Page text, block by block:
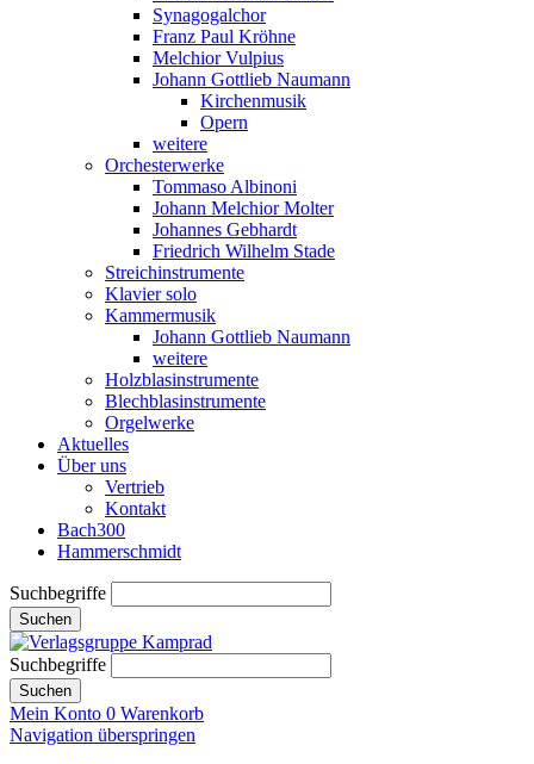
Synagogalchor
Franz Paul Kröhne
Melchior Vulpius
Johann Gottlieb Naumann
Kirchenmusik
Opern
weitere
Orchesterwerke
Tommaso Albinoni
Johann Melchior Molter
Johannes Gebhardt
Friedrich Wilhelm Stade
Streichinstrumente
Klavier solo
Kammermusik
Johann Gottlieb Naumann
weitere
Holzblasinstrumente
Blechblasinstrumente
Orgelwerke
Aktuelles
Über uns
Vertrieb
Kontakt
Bach300
Hammerschmidt
Suchbegriffe
Suchen
Suchbegriffe
Suchen
Mein Konto 0 Warenkorb
Navigation überspringen